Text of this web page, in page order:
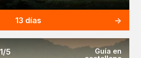
13 días
5
Guía en